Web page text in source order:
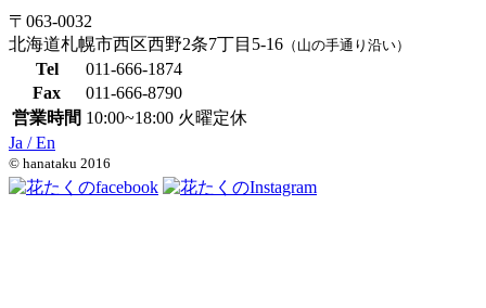
〒063-0032
北海道札幌市西区西野2条7丁目5-16 （山の手通り沿い）
Tel
011-666-1874
Fax
011-666-8790
営業時間 10:00~18:00 火曜定休
Ja /En
© hanataku 2016